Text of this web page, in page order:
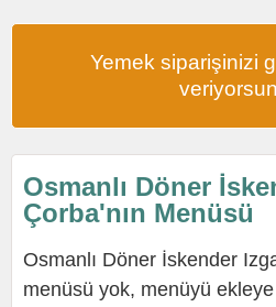
Yemek siparişinizi
Osmanlı Döner
Çorba'nın Menüsü
Osmanlı Döner İskender
menüsü yok, menüyü